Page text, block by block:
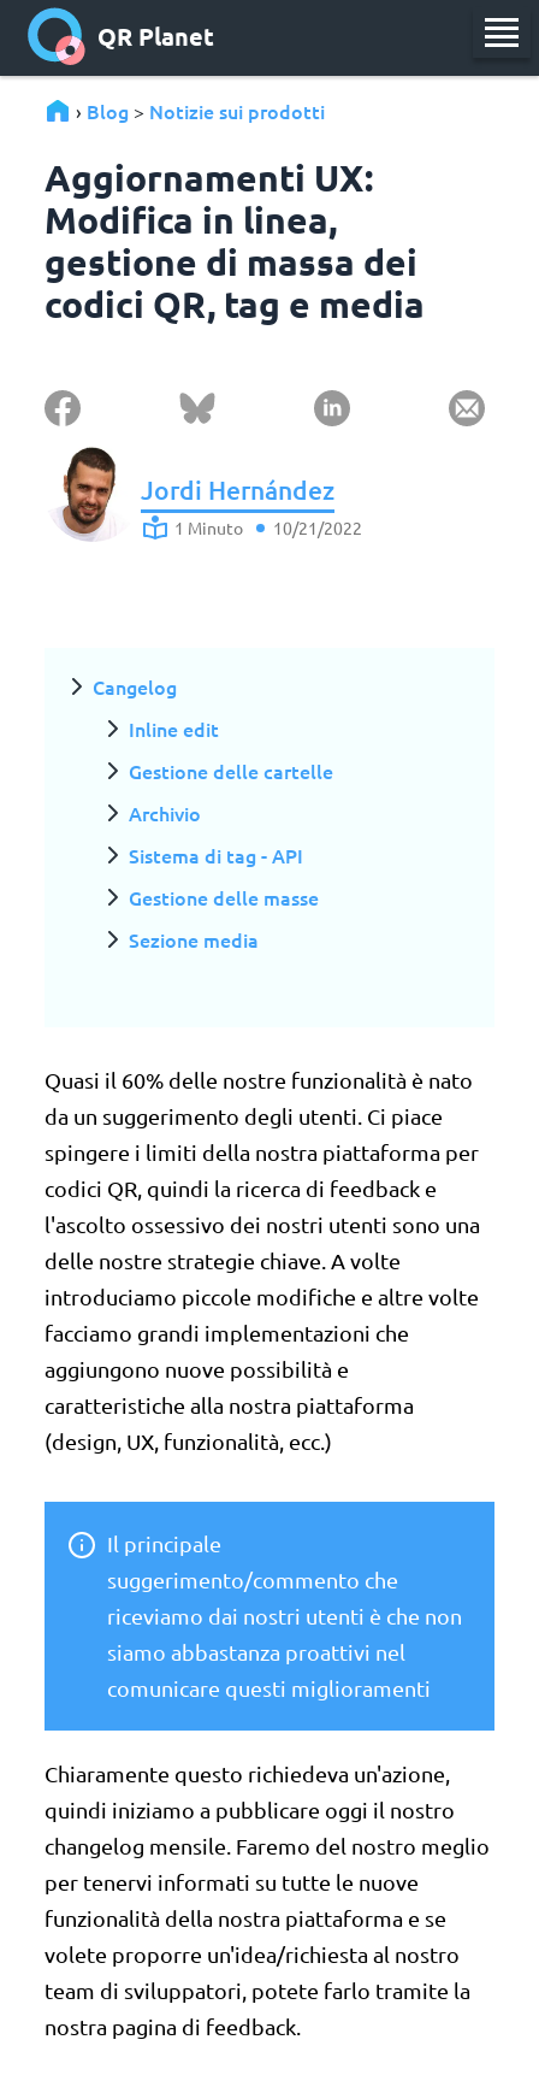
QR Planet
› Blog > Notizie sui prodotti
Aggiornamenti UX:
Modifica in linea,
gestione di massa dei
codici QR, tag e media
Jordi Hernández
1 Minuto 10/21/2022
Cangelog
Inline edit
Gestione delle cartelle
Archivio
Sistema di tag - API
Gestione delle masse
Sezione media
Quasi il 60% delle nostre funzionalità è nato
da un suggerimento degli utenti. Ci piace
spingere i limiti della nostra piattaforma per
codici QR, quindi la ricerca di feedback e
l'ascolto ossessivo dei nostri utenti sono una
delle nostre strategie chiave. A volte
introduciamo piccole modifiche e altre volte
facciamo grandi implementazioni che
aggiungono nuove possibilità e
caratteristiche alla nostra piattaforma
(design, UX, funzionalità, ecc.)
Il principale
suggerimento/commento che
riceviamo dai nostri utenti è che non
siamo abbastanza proattivi nel
comunicare questi miglioramenti
Chiaramente questo richiedeva un'azione,
quindi iniziamo a pubblicare oggi il nostro
changelog mensile. Faremo del nostro meglio
per tenervi informati su tutte le nuove
funzionalità della nostra piattaforma e se
volete proporre un'idea/richiesta al nostro
team di sviluppatori, potete farlo tramite la
nostra pagina di feedback.